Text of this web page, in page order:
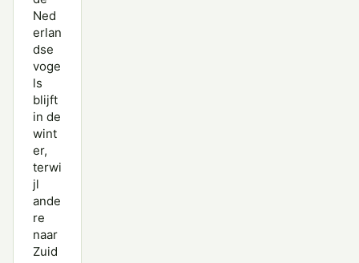
Ned
erlan
dse
voge
ls
blijft
in de
wint
er,
terwi
jl
ande
re
naar
Zuid